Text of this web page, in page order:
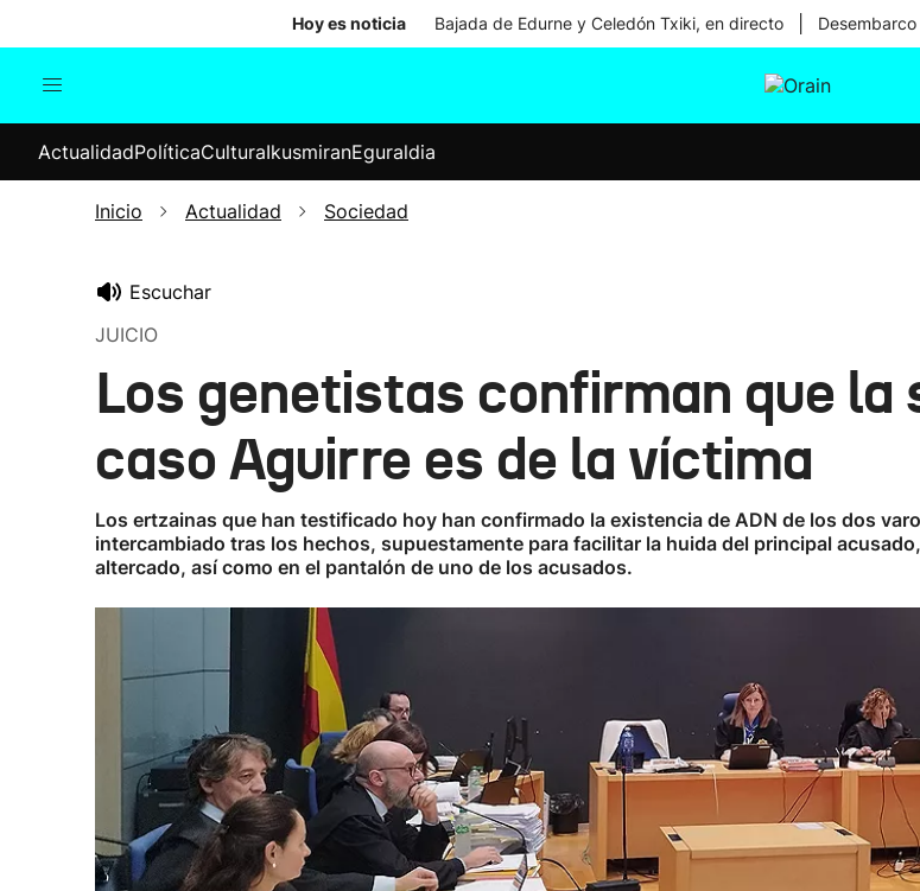
Hoy es noticia Bajada de Edurne y Celedón Txiki, en directo
Internacional
Elecciones
ActualidadPolíticaCulturaIkusmiranEguraldia
Inicio Actualidad Sociedad
Escuchar
JUICIO
Los genetistas confirman que la
caso Aguirre es de la víctima
Los ertzainas que han testificado hoy han confirmado la existencia de ADN de los dos
intercambiado tras los hechos, supuestamente para facilitar la huida del principal
altercado, así como en el pantalón de uno de los acusados.